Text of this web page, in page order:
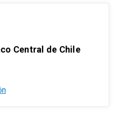
Central de Chile